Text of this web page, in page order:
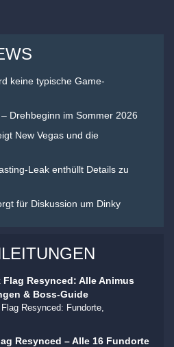
keine typische Game-
Drehbeginn im Sommer 2026
New Vegas und die
Leak enthüllt Details zu
für Diskussion um Dinky
Flag Resynced: Alle Animus
& Boss-Guide
Resynced: Fundorte,
Resynced – Alle 16 Fundorte